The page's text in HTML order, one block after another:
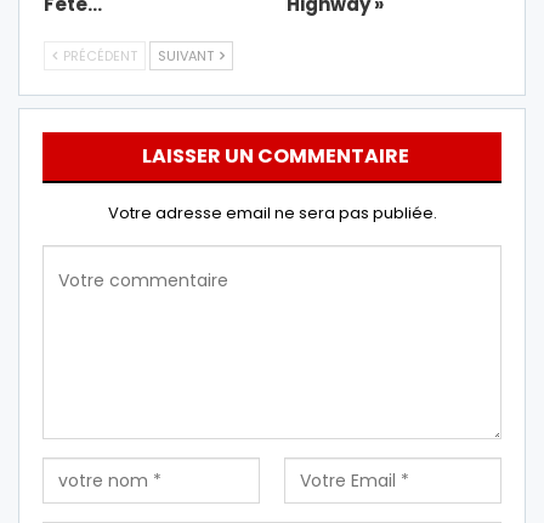
PRÉCÉDENT SUIVANT
LAISSER UN COMMENTAIRE
Votre adresse email ne sera pas publiée.